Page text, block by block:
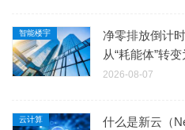
智能楼宇
净零排放倒计
从“耗能体”转
2026-08-07
云计算
什么是新云（